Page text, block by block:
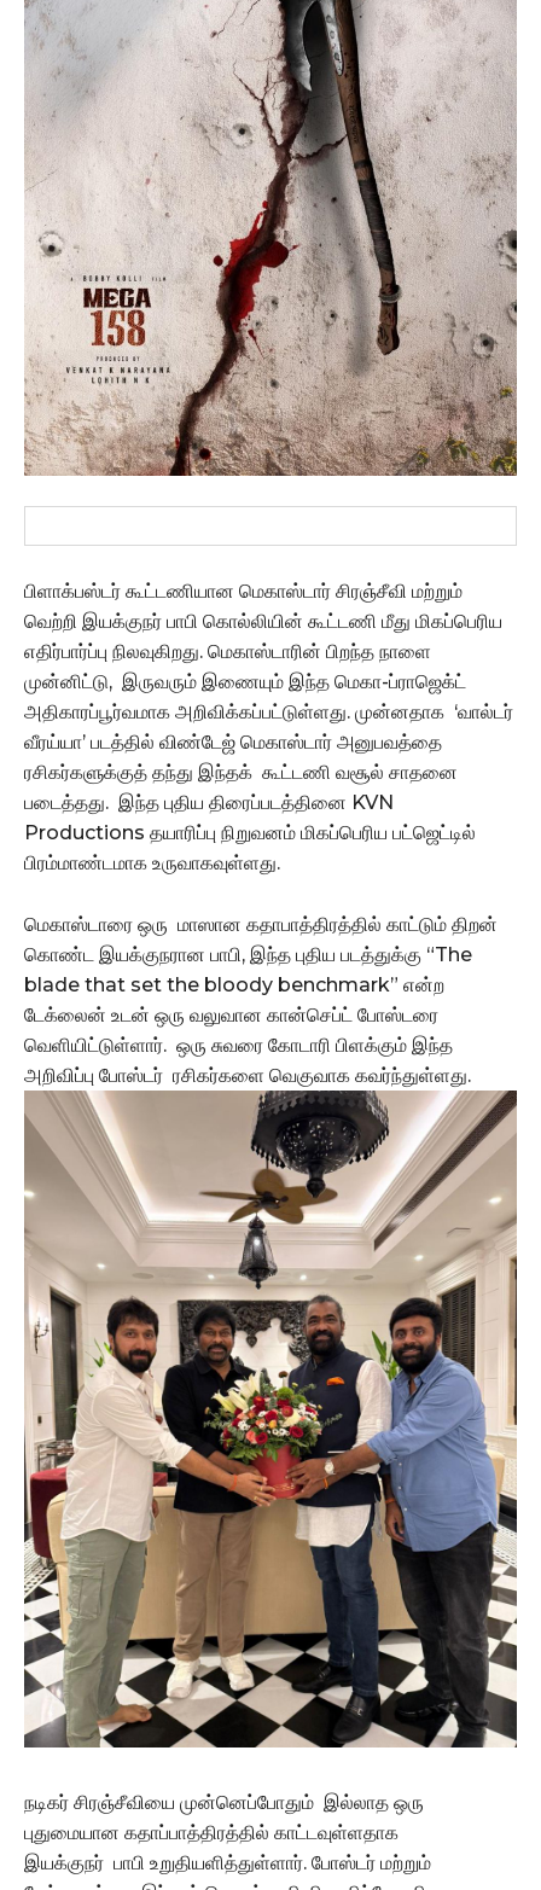
பிளாக்பஸ்டர் கூட்டணியான மெகாஸ்டார் சிரஞ்சீவி மற்றும்
வெற்றி இயக்குநர் பாபி கொல்லியின் கூட்டணி மீது மிகப்பெரிய
எதிர்பார்ப்பு நிலவுகிறது. மெகாஸ்டாரின் பிறந்த நாளை
முன்னிட்டு, இருவரும் இணையும் இந்த மெகா-ப்ராஜெக்ட்
அதிகாரப்பூர்வமாக அறிவிக்கப்பட்டுள்ளது. முன்னதாக ‘வால்டர்
வீரய்யா’ படத்தில் விண்டேஜ் மெகாஸ்டார் அனுபவத்தை
ரசிகர்களுக்குத் தந்து இந்தக் கூட்டணி வசூல் சாதனை
படைத்தது. இந்த புதிய திரைப்படத்தினை KVN
Productions தயாரிப்பு நிறுவனம் மிகப்பெரிய பட்ஜெட்டில்
பிரம்மாண்டமாக உருவாகவுள்ளது.
மெகாஸ்டாரை ஒரு மாஸான கதாபாத்திரத்தில் காட்டும் திறன்
கொண்ட இயக்குநரான பாபி, இந்த புதிய படத்துக்கு “The
blade that set the bloody benchmark” என்ற
டேக்லைன் உடன் ஒரு வலுவான கான்செப்ட் போஸ்டரை
வெளியிட்டுள்ளார். ஒரு சுவரை கோடாரி பிளக்கும் இந்த
அறிவிப்பு போஸ்டர் ரசிகர்களை வெகுவாக கவர்ந்துள்ளது.
நடிகர் சிரஞ்சீவியை முன்னெப்போதும் இல்லாத ஒரு
புதுமையான கதாப்பாத்திரத்தில் காட்டவுள்ளதாக
இயக்குநர் பாபி உறுதியளித்துள்ளார். போஸ்டர் மற்றும்